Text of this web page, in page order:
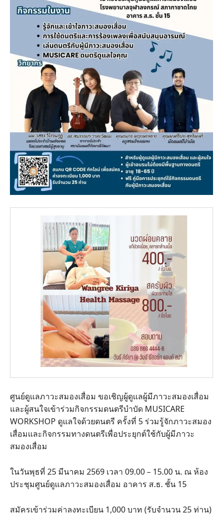
ศูนย์ดูแลภาวะสมองเสื่อม ขอเชิญผู้ดูแลผู้มีภาวะสมองเสื่อม
และผู้สนใจเข้าร่วมกิจกรรมดนตรีบำบัด MUSICARE
WORKSHOP ดูแลใจด้วยดนตรี ครั้งที่ 5 ร่วมรู้จักภาวะสมอง
เสื่อมและกิจกรรมทางดนตรีเพื่อประยุกต์ใช้กับผู้มีภาวะ
สมองเสื่อม
ในวันพุธที่ 25 มีนาคม 2569 เวลา 09.00 – 15.00 น. ณ ห้อง
ประชุมศูนย์ดูแลภาวะสมองเสื่อม อาคาร ส.ธ. ชั้น 15
สมัครเข้าร่วมค่าลงทะเบียน 1,000 บาท (รับจำนวน 25 ท่าน)